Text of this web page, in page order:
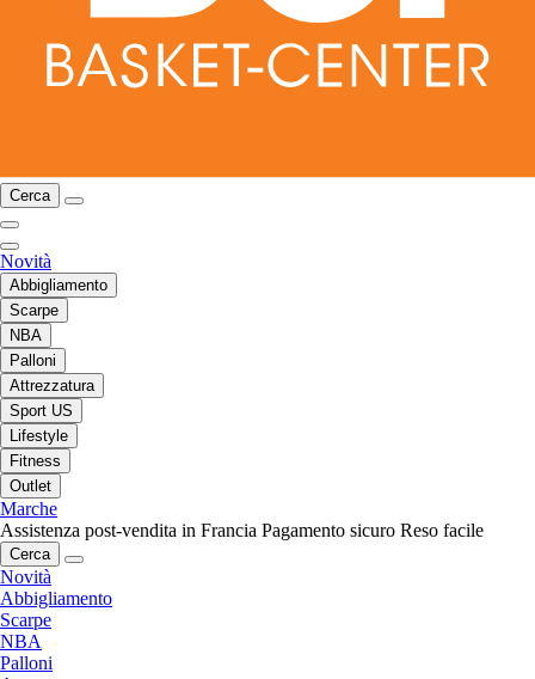
Cerca
Novità
Abbigliamento
Scarpe
NBA
Palloni
Attrezzatura
Sport US
Lifestyle
Fitness
Outlet
Marche
Assistenza post-vendita in Francia Pagamento sicuro Reso facile
Cerca
Novità
Abbigliamento
Scarpe
NBA
Palloni